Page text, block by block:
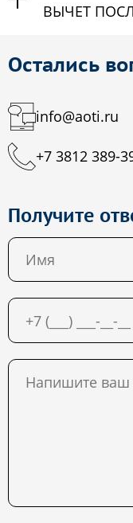
ВЫЧЕТ
Остались
info@aoti.ru
+7 3812 389-
Получите